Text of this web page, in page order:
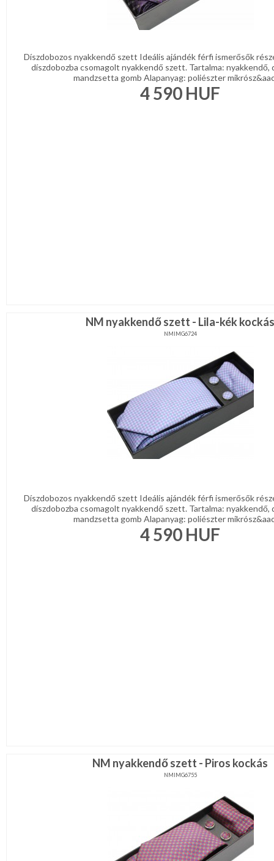
Díszdobozos nyakkendő szett Ideális ajándék férfi ismerősők
díszdobozba csomagolt nyakkendő szett. Tartalma: nyakkendő,
mandzsetta gomb Alapanyag: poliészter
4 590 HUF
NM nyakkendő szett - Lila-kék kockás
NMIMG6724
Díszdobozos nyakkendő szett Ideális ajándék férfi ismerősők
díszdobozba csomagolt nyakkendő szett. Tartalma: nyakkendő,
mandzsetta gomb Alapanyag: poliészter
4 590 HUF
NM nyakkendő szett - Piros kockás
NMIMG6755